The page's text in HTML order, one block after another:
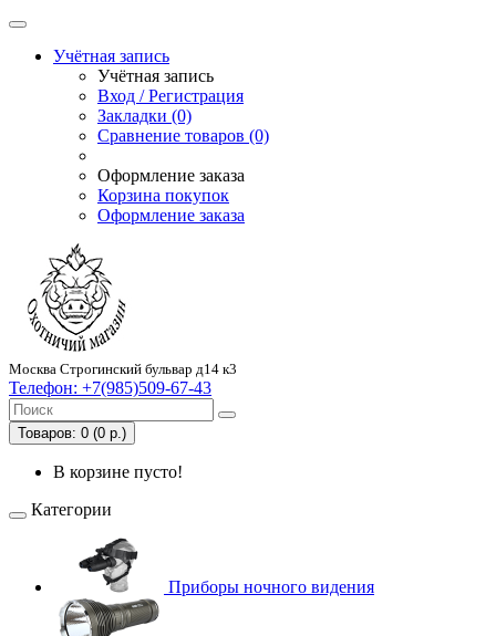
Учётная запись
Учётная запись
Вход / Регистрация
Закладки (0)
Сравнение товаров (0)
Оформление заказа
Корзина покупок
Оформление заказа
Москва Строгинский бульвар д14 к3
Телефон: +7(985)509-67-43
Товаров: 0 (0 р.)
В корзине пусто!
Категории
Приборы ночного видения